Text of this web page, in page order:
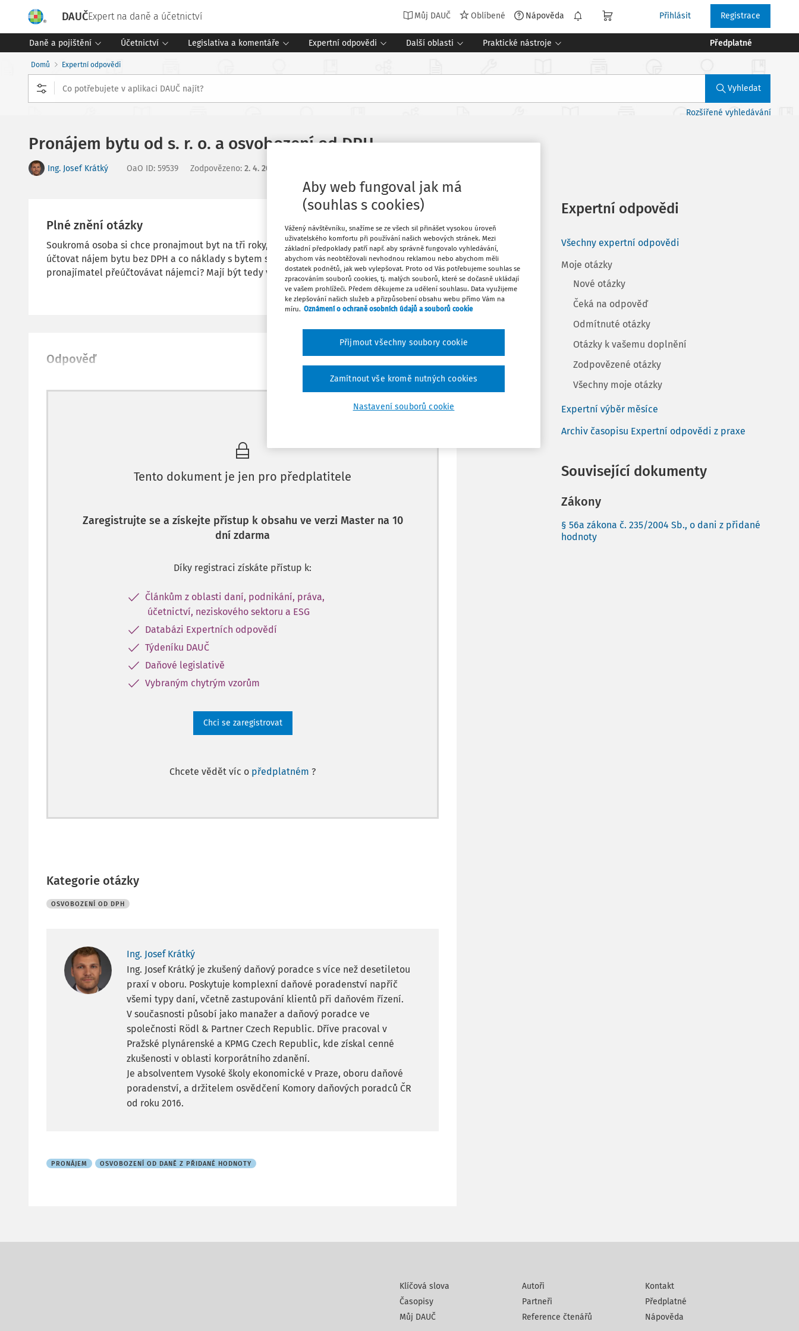
DAUČExpert na daně a účetnictví Můj DAUČ Oblíbené Nápověda Přihlásit Registrace
Daně a pojištění Účetnictví Legislativa a komentáře Expertní odpovědi Další oblasti Praktické nástroje Předplatné
Domů Expertní odpovědi
Vyhledat
Rozšířené vyhledávání
Pronájem bytu od s. r. o. a osvobození od DPH
Ing. Josef Krátký OaO ID: 59539 Zodpovězeno: 2. 4. 2026
Plné znění otázky
Soukromá osoba si chce pronajmout byt na tři roky, který vlastní s. r. o., plátce DPH. Má se
účtovat nájem bytu bez DPH a co náklady s bytem spojené, tj. služby, energie, které chce
pronajímatel přeúčtovávat nájemci? Mají být tedy vč. DPH?
Odpověď
Máte předplatné? Přihlaste se
Tento dokument je jen pro předplatitele
Zaregistrujte se a získejte přístup k obsahu ve verzi Master na 10
dní zdarma
Díky registraci získáte přístup k:
Článkům z oblasti daní, podnikání, práva,
účetnictví, neziskového sektoru a ESG
Databázi Expertních odpovědí
Týdeníku DAUČ
Daňové legislativě
Vybraným chytrým vzorům
Chci se zaregistrovat
Chcete vědět víc o předplatném ?
Kategorie otázky
OSVOBOZENÍ OD DPH
Ing. Josef Krátký
Ing. Josef Krátký je zkušený daňový poradce s více než desetiletou
praxí v oboru. Poskytuje komplexní daňové poradenství napříč
všemi typy daní, včetně zastupování klientů při daňovém řízení.
V současnosti působí jako manažer a daňový poradce ve
společnosti Rödl & Partner Czech Republic. Dříve pracoval v
Pražské plynárenské a KPMG Czech Republic, kde získal cenné
zkušenosti v oblasti korporátního zdanění.
Je absolventem Vysoké školy ekonomické v Praze, oboru daňové
poradenství, a držitelem osvědčení Komory daňových poradců ČR
od roku 2016.
PRONÁJEM OSVOBOZENÍ OD DANĚ Z PŘIDANÉ HODNOTY
Oblíbené
Stáhnout
Tisknout
Sdílet
Poznámka
Expertní odpovědi
Všechny expertní odpovědi
Moje otázky
Nové otázky
Čeká na odpověď
Odmítnuté otázky
Otázky k vašemu doplnění
Zodpovězené otázky
Všechny moje otázky
Expertní výběr měsíce
Archiv časopisu Expertní odpovědi z praxe
Související dokumenty
Zákony
§ 56a zákona č. 235/2004 Sb., o dani z přidané
hodnoty
Klíčová slova
Časopisy
Můj DAUČ
Autoři
Partneři
Reference čtenářů
Kontakt
Předplatné
Nápověda
Aby web fungoval jak má
(souhlas s cookies)
Vážený návštěvníku, snažíme se ze všech sil přinášet vysokou úroveň
uživatelského komfortu při používání našich webových stránek. Mezi
základní předpoklady patří např. aby správně fungovalo vyhledávání,
abychom vás neobtěžovali nevhodnou reklamou nebo abychom měli
dostatek podnětů, jak web vylepšovat. Proto od Vás potřebujeme souhlas se
zpracováním souborů cookies, tj. malých souborů, které se dočasně ukládají
ve vašem prohlížeči. Předem děkujeme za udělení souhlasu. Data využijeme
ke zlepšování našich služeb a přizpůsobení obsahu webu přímo Vám na
míru. Oznámení o ochraně osobních údajů a souborů cookie
Nastavení souborů cookie
Zamítnout vše kromě nutných cookies
Přijmout všechny soubory cookie